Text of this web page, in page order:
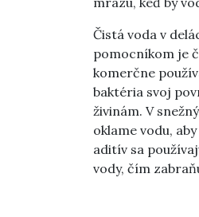
Čistá voda v
pomocníkom je
komerčne
baktéria svoj
živinám. V
oklame vodu,
aditív sa
vody, čím